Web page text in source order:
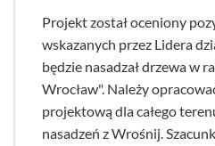
Projekt został oceniony
wskazanych przez Lidera
będzie nasadzał drzewa w
Wrocław". Należy
projektową dla całego
nasadzeń z Wrośnij.